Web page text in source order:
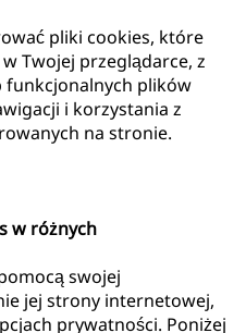
pliki cookies, które
Twojej przeglądarce, z
funkcjonalnych plików
i korzystania z
na stronie.
w różnych
swojej
jej strony internetowej,
prywatności. Poniżej